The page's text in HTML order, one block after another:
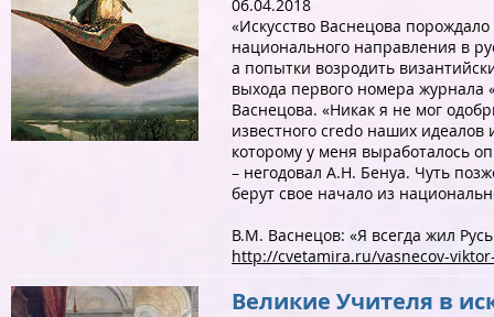
06.04.2018
«Искусство Васнецова
национального направления в
а попытки возродить
выхода первого номера журнала
Васнецова. «Никак я не мог
известного credo наших
которому у меня выработалось
– негодовал А.Н. Бенуа. Чуть
берут свое начало из
В.М. Васнецов: «Я всегда жил
http://cvetamira.ru/vasnecov-
Великие Учителя в